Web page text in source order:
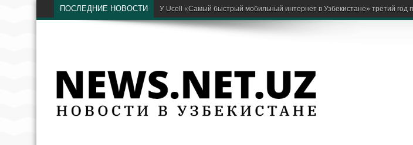
ПОСЛЕДНИЕ НОВОСТИ Глава районного энергопредприятия в Самаркандской области попался на